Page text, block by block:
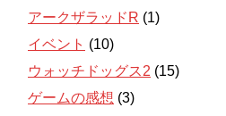
アークザラッドR (1)
イベント (10)
ウォッチドッグス2 (15)
ゲームの感想 (3)